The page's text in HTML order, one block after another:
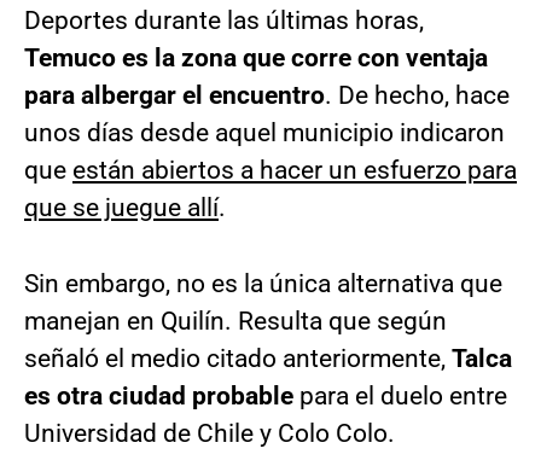
Deportes durante las últimas horas,
Temuco es la zona que corre con ventaja
para albergar el encuentro. De hecho, hace
unos días desde aquel municipio indicaron
que están abiertos a hacer un esfuerzo para
que se juegue allí.
Sin embargo, no es la única alternativa que
manejan en Quilín. Resulta que según
señaló el medio citado anteriormente, Talca
es otra ciudad probable para el duelo entre
Universidad de Chile y Colo Colo.